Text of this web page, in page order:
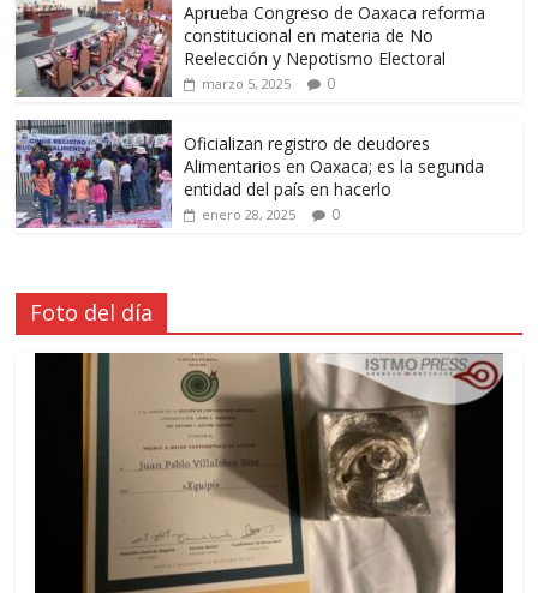
Aprueba Congreso de Oaxaca reforma
constitucional en materia de No
Reelección y Nepotismo Electoral
marzo 5, 2025 0
Oficializan registro de deudores
Alimentarios en Oaxaca; es la segunda
entidad del país en hacerlo
enero 28, 2025 0
Foto del día